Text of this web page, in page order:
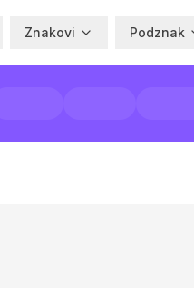
Znakovi Podznak